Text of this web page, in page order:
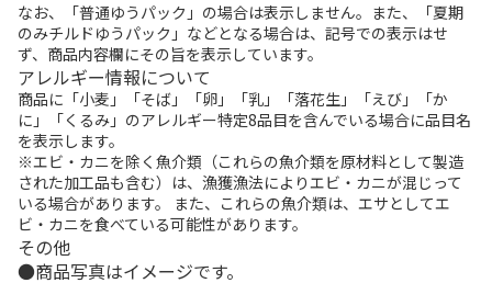
なお、「普通ゆうパック」の場合は表示しません。また、「夏期
のみチルドゆうパック」などとなる場合は、記号での表示はせ
ず、商品内容欄にその旨を表示しています。
アレルギー情報について
商品に「小麦」「そば」「卵」「乳」「落花生」「えび」「か
に」「くるみ」のアレルギー特定8品目を含んでいる場合に品目名
を表示します。
※エビ・カニを除く魚介類（これらの魚介類を原材料として製造
された加工品も含む）は、漁獲漁法によりエビ・カニが混じって
いる場合があります。 また、これらの魚介類は、エサとしてエ
ビ・カニを食べている可能性があります。
その他
商品写真はイメージです。